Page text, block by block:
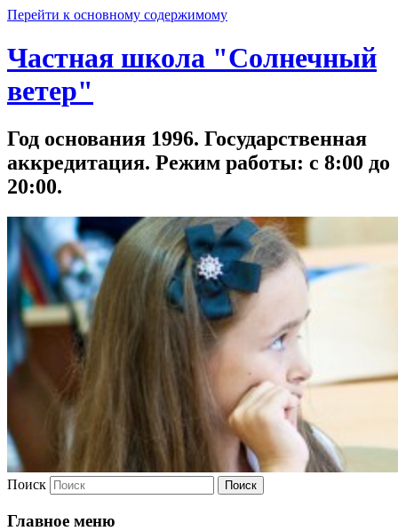
Перейти к основному содержимому
Частная школа "Солнечный
ветер"
Год основания 1996. Государственная
аккредитация. Режим работы: с 8:00 до
20:00.
Поиск
Главное меню